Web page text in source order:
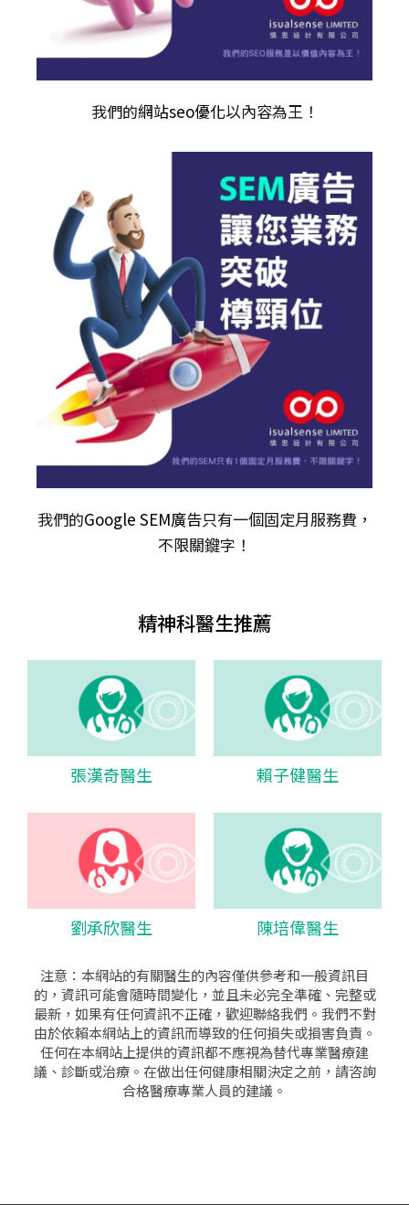
我們的網站seo優化以內容為王！
我們的Google SEM廣告只有一個固定月服務費，
不限關𨫡字！
精神科醫生推薦
張漢奇醫生 賴子健醫生
劉承欣醫生 陳培偉醫生
注意：本網站的有關醫生的內容僅供參考和一般資訊目
的，資訊可能會隨時間變化，並且未必完全準確、完整或
最新，如果有任何資訊不正確，歡迎聯絡我們。我們不對
由於依賴本網站上的資訊而導致的任何損失或損害負責。
任何在本網站上提供的資訊都不應視為替代專業醫療建
議、診斷或治療。在做出任何健康相關決定之前，請咨詢
合格醫療專業人員的建議。